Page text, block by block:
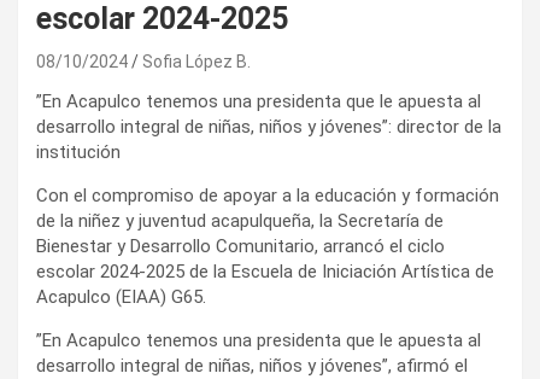
escolar 2024-2025
08/10/2024 Sofia López B.
”En Acapulco tenemos una presidenta que le apuesta al
desarrollo integral de niñas, niños y jóvenes”: director de la
institución
Con el compromiso de apoyar a la educación y formación
de la niñez y juventud acapulqueña, la Secretaría de
Bienestar y Desarrollo Comunitario, arrancó el ciclo
escolar 2024-2025 de la Escuela de Iniciación Artística de
Acapulco (EIAA) G65.
”En Acapulco tenemos una presidenta que le apuesta al
desarrollo integral de niñas, niños y jóvenes”, afirmó el